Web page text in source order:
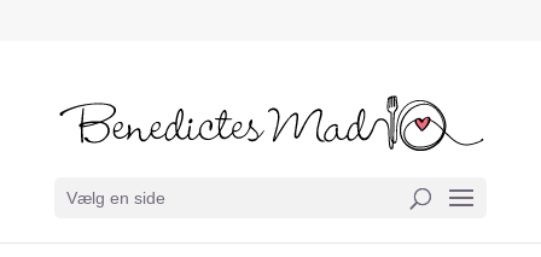
Vælg en side